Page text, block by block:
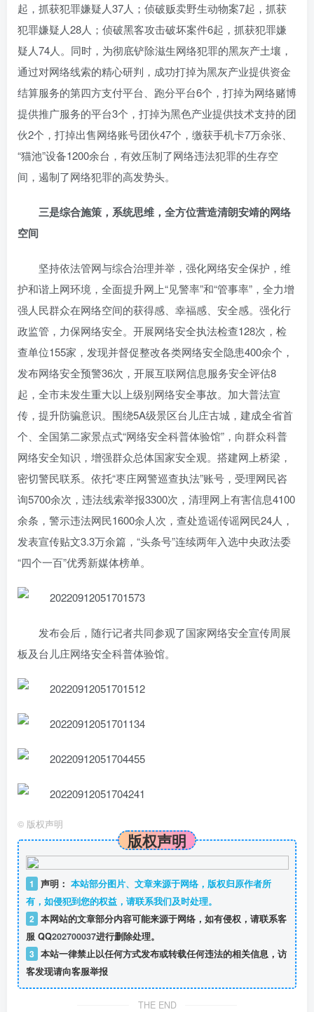
起，抓获犯罪嫌疑人37人；侦破贩卖野生动物案7起，抓获
犯罪嫌疑人28人；侦破黑客攻击破坏案件6起，抓获犯罪嫌
疑人74人。同时，为彻底铲除滋生网络犯罪的黑灰产土壤，
通过对网络线索的精心研判，成功打掉为黑灰产业提供资金
结算服务的第四方支付平台、跑分平台6个，打掉为网络赌博
提供推广服务的平台3个，打掉为黑色产业提供技术支持的团
伙2个，打掉出售网络账号团伙47个，缴获手机卡7万余张、
“猫池”设备1200余台，有效压制了网络违法犯罪的生存空
间，遏制了网络犯罪的高发势头。
三是综合施策，系统思维，全方位营造清朗安靖的网络
空间
坚持依法管网与综合治理并举，强化网络安全保护，维
护和谐上网环境，全面提升网上“见警率”和“管事率”，全力增
强人民群众在网络空间的获得感、幸福感、安全感。强化行
政监管，力保网络安全。开展网络安全执法检查128次，检
查单位155家，发现并督促整改各类网络安全隐患400余个，
发布网络安全预警36次，开展互联网信息服务安全评估8
起，全市未发生重大以上级别网络安全事故。加大普法宣
传，提升防骗意识。围绕5A级景区台儿庄古城，建成全省首
个、全国第二家景点式“网络安全科普体验馆”，向群众科普
网络安全知识，增强群众总体国家安全观。搭建网上桥梁，
密切警民联系。依托“枣庄网警巡查执法”账号，受理网民咨
询5700余次，违法线索举报3300次，清理网上有害信息4100
余条，警示违法网民1600余人次，查处造谣传谣网民24人，
发表宣传贴文3.3万余篇，“头条号”连续两年入选中央政法委
“四个一百”优秀新媒体榜单。
发布会后，随行记者共同参观了国家网络安全宣传周展
板及台儿庄网络安全科普体验馆。
© 版权声明
版权声明
1 声明： 本站部分图片、文章来源于网络，版权归原作者所
有，如侵犯到您的权益，请联系我们及时处理。
2 本网站的文章部分内容可能来源于网络，如有侵权，请联系客
服 QQ202700037进行删除处理。
3 本站一律禁止以任何方式发布或转载任何违法的相关信息，访
客发现请向客服举报
THE END